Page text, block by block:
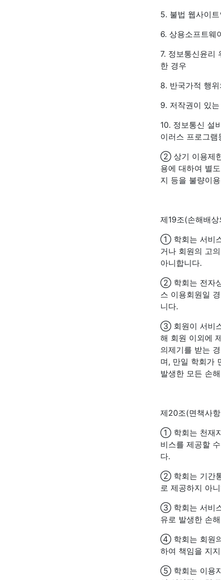
5. 불법 웹사이
6. 상용소프트웨
7. 정보통신윤리
한 경우
8. 반국가적 행
9. 저작권이 있
10. 정보통신 설
이러스 프로그
② 상기 이용제
용에 대하여 별
지 등을 불량이
제19조(손해배
① 학회는 서비
거나 회원의 고
아니합니다.
② 학회는 전자
스 이용회원일
니다.
③ 회원이 서비
해 회원 이외에
의제기를 받는
며, 만일 학회가
발생한 모든 손
제20조(면책사
① 학회는 천재
비스를 제공할
다.
② 학회는 기간
로 제공하지 아
③ 학회는 서비
유로 발생한 손
④ 학회는 회원
하여 책임을 지
⑤ 학회는 이용